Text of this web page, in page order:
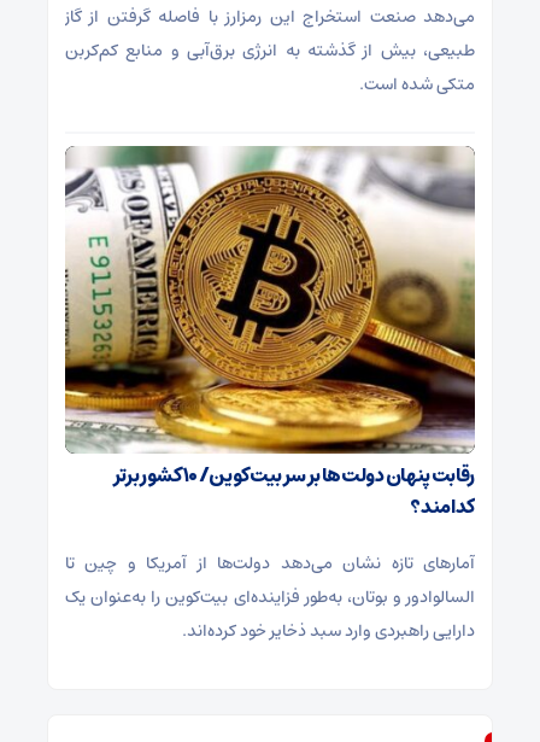
می‌دهد صنعت استخراج این رمزارز با فاصله گرفتن از گاز
طبیعی، بیش از گذشته به انرژی برق‌آبی و منابع کم‌کربن
متکی شده است.
رقابت پنهان دولت‌ها بر سر بیت‌کوین/ ۱۰ کشور برتر
کدامند؟
آمارهای تازه نشان می‌دهد دولت‌ها از آمریکا و چین تا
السالوادور و بوتان، به‌طور فزاینده‌ای بیت‌کوین را به‌عنوان یک
دارایی راهبردی وارد سبد ذخایر خود کرده‌اند.